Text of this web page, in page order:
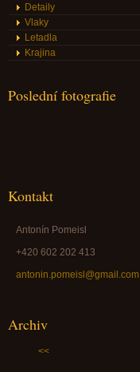
Detaily
Vlaky
Letadla
Krajina
Poslední fotografie
Kontakt
Antonín Pomeisl
+420 602 202 413
antonin.pomeisl@gmail.com
Archiv
<<